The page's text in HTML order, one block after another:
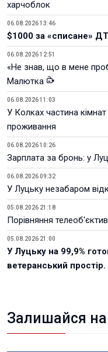
харчоблок
06.08.2026 13:46
$1000 за «списане»
06.08.2026 12:51
«Не знав, що в мене
Малютка
06.08.2026 11:03
У Колках частина
проживання
06.08.2026 10:26
Зарплата за бронь: у
06.08.2026 09:32
У Луцьку незабаром
05.08.2026 21:18
Порівняння
05.08.2026 21:00
У Луцьку на 99,9%
ветеранський
Залишайся на